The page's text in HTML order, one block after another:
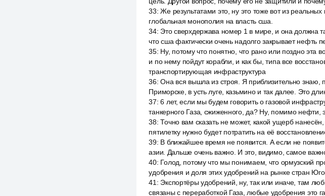
33:Же результатами это, ну это тоже вот из
глобальная монополия на власть сша.
34: Это сверхдержава номер 1 в мире, и она должна
что сша фактически очень надолго закрывает нефть
35: Ну, потому что понятно, что рано или поздно эта
и по нему пойдут корабли, и как бы, типа все
транспортирующая инфраструктура
36:Она вся вышла из строя. Я приблизительно знаю,
Приморске, в усть луге, казьмино и так далее. Это
37:6 лет, если мы будем говорить о газовой
танкерного Газа, сжиженного, да? Ну, помимо нефти,
38:Точно вам сказать не может, какой ущерб
пятилетку нужно будет потратить на её
39: В ближайшее время не появится. А если не
азии. Дальше очень важно. И это, видимо, самое
40: Голод, потому что мы понимаем, что ормузский
удобрения и доля этих удобрений на рынке стран
41 : Экспортёры удобрений, ну, так или иначе, там
связаны с переработкой Газа, любые удобрения это